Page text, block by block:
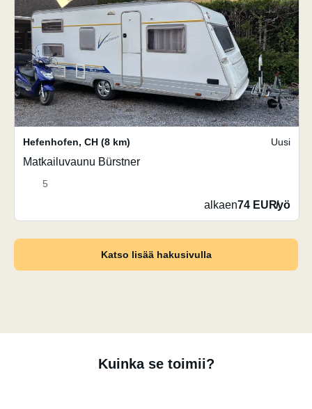
Hefenhofen, CH (8 km) Uusi
Matkailuvaunu Bürstner
5
alkaen74 EUR/yö
Katso lisää hakusivulla
Kuinka se toimii?